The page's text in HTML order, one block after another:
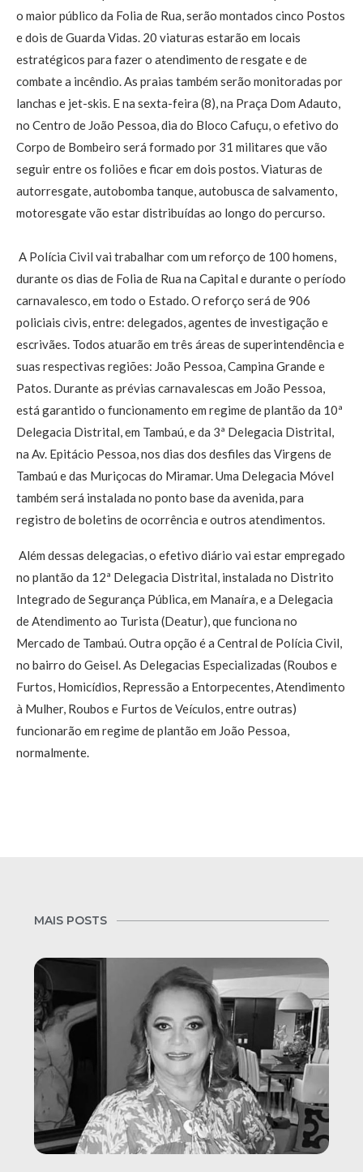
o maior público da Folia de Rua, serão montados cinco Postos
e dois de Guarda Vidas. 20 viaturas estarão em locais
estratégicos para fazer o atendimento de resgate e de
combate a incêndio. As praias também serão monitoradas por
lanchas e jet-skis. E na sexta-feira (8), na Praça Dom Adauto,
no Centro de João Pessoa, dia do Bloco Cafuçu, o efetivo do
Corpo de Bombeiro será formado por 31 militares que vão
seguir entre os foliões e ficar em dois postos. Viaturas de
autorresgate, autobomba tanque, autobusca de salvamento,
motoresgate vão estar distribuídas ao longo do percurso.
A Polícia Civil vai trabalhar com um reforço de 100 homens,
durante os dias de Folia de Rua na Capital e durante o período
carnavalesco, em todo o Estado. O reforço será de 906
policiais civis, entre: delegados, agentes de investigação e
escrivães. Todos atuarão em três áreas de superintendência e
suas respectivas regiões: João Pessoa, Campina Grande e
Patos. Durante as prévias carnavalescas em João Pessoa,
está garantido o funcionamento em regime de plantão da 10ª
Delegacia Distrital, em Tambaú, e da 3ª Delegacia Distrital,
na Av. Epitácio Pessoa, nos dias dos desfiles das Virgens de
Tambaú e das Muriçocas do Miramar. Uma Delegacia Móvel
também será instalada no ponto base da avenida, para
registro de boletins de ocorrência e outros atendimentos.
Além dessas delegacias, o efetivo diário vai estar empregado
no plantão da 12ª Delegacia Distrital, instalada no Distrito
Integrado de Segurança Pública, em Manaíra, e a Delegacia
de Atendimento ao Turista (Deatur), que funciona no
Mercado de Tambaú. Outra opção é a Central de Polícia Civil,
no bairro do Geisel. As Delegacias Especializadas (Roubos e
Furtos, Homicídios, Repressão a Entorpecentes, Atendimento
à Mulher, Roubos e Furtos de Veículos, entre outras)
funcionarão em regime de plantão em João Pessoa,
normalmente.
MAIS POSTS